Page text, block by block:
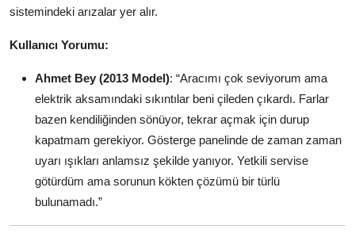
sistemindeki arızalar yer alır.
Kullanıcı Yorumu:
Ahmet Bey (2013 Model): “Aracımı çok seviyorum ama
elektrik aksamındaki sıkıntılar beni çileden çıkardı. Farlar
bazen kendiliğinden sönüyor, tekrar açmak için durup
kapatmam gerekiyor. Gösterge panelinde de zaman zaman
uyarı ışıkları anlamsız şekilde yanıyor. Yetkili servise
götürdüm ama sorunun kökten çözümü bir türlü
bulunamadı.”